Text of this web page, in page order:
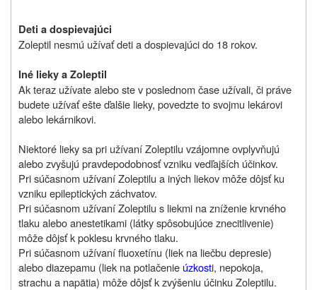
Deti a dospievajúci
Zoleptil nesmú užívať deti a dospievajúci do 18 rokov.
Iné lieky a Zoleptil
Ak teraz užívate alebo ste v poslednom čase užívali, či práve
budete užívať ešte ďalšie lieky, povedzte to svojmu lekárovi
alebo lekárnikovi.
Niektoré lieky sa pri užívaní Zoleptilu vzájomne ovplyvňujú
alebo zvyšujú pravdepodobnosť vzniku vedľajších účinkov.
Pri súčasnom užívaní Zoleptilu a iných liekov môže dôjsť ku
vzniku epileptických záchvatov.
Pri súčasnom užívaní Zoleptilu s liekmi na zníženie krvného
tlaku alebo anestetikami (látky spôsobujúce znecitlivenie)
môže dôjsť k poklesu krvného tlaku.
Pri súčasnom užívaní fluoxetínu (liek na liečbu depresie)
alebo diazepamu (liek na potlačenie úzkosti, nepokoja,
strachu a napätia) môže dôjsť k zvýšeniu účinku Zoleptilu.